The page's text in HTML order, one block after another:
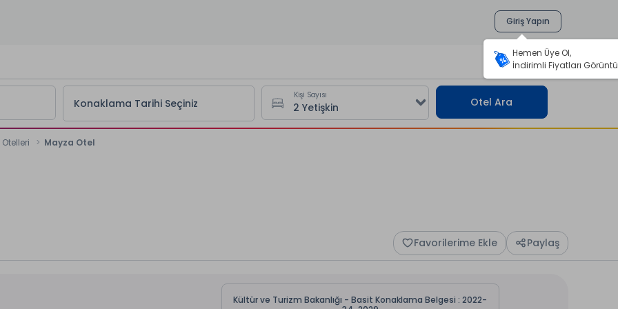
Giriş Yapın
Konaklama Tarihi Seçiniz
Kişi Sayısı
Otel Ara
Mayza Otel
Favorilerime Ekle Paylaş
Kültür ve Turizm Bakanlığı - Basit Konaklama Belgesi : 2022-
Hemen Üye Ol,
İndirimli Fiyatları